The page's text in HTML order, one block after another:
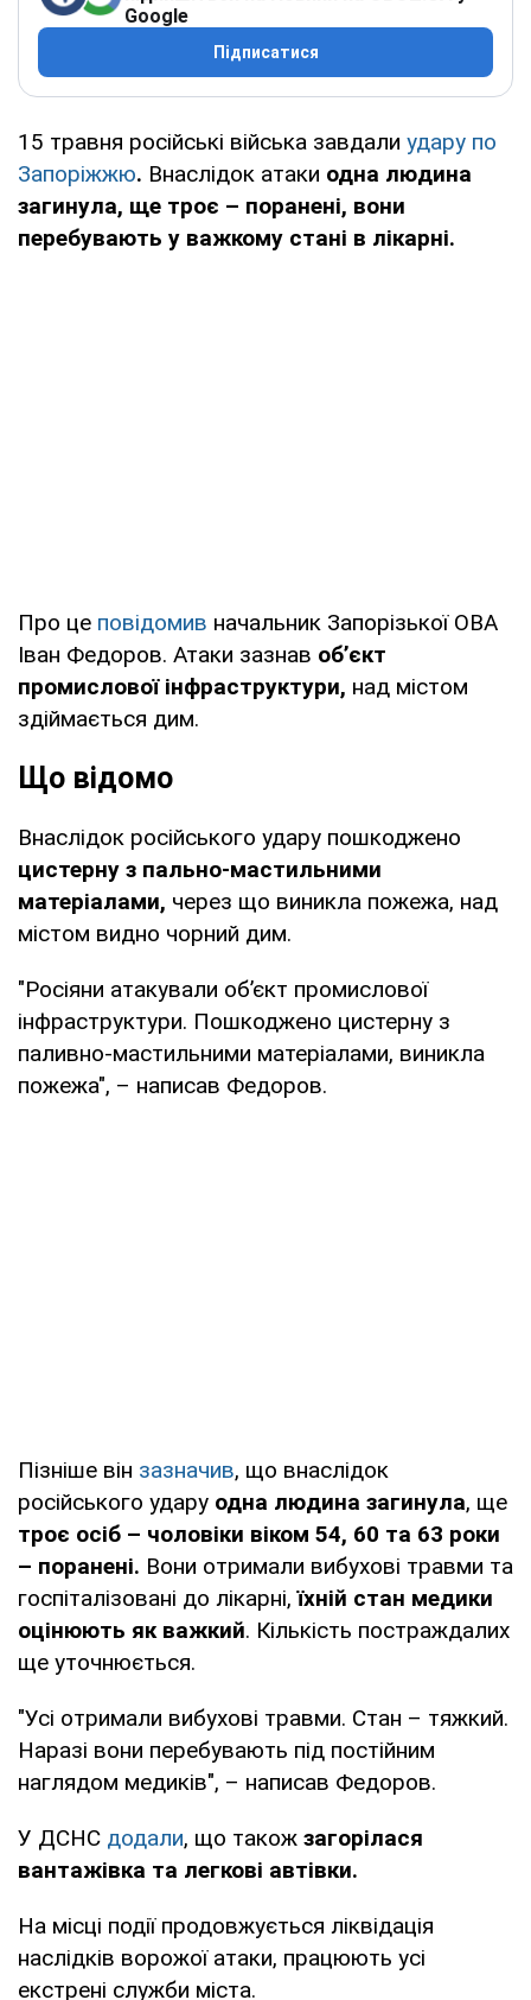
Google
Підписатися
15 травня російські війська завдали удару по
Запоріжжю. Внаслідок атаки одна людина
загинула, ще троє – поранені, вони
перебувають у важкому стані в лікарні.
Про це повідомив начальник Запорізької ОВА
Іван Федоров. Атаки зазнав об’єкт
промислової інфраструктури, над містом
здіймається дим.
Що відомо
Внаслідок російського удару пошкоджено
цистерну з пально-мастильними
матеріалами, через що виникла пожежа, над
містом видно чорний дим.
"Росіяни атакували об’єкт промислової
інфраструктури. Пошкоджено цистерну з
паливно-мастильними матеріалами, виникла
пожежа", – написав Федоров.
Пізніше він зазначив, що внаслідок
російського удару одна людина загинула, ще
троє осіб – чоловіки віком 54, 60 та 63 роки
– поранені. Вони отримали вибухові травми та
госпіталізовані до лікарні,їхній стан медики
оцінюють як важкий. Кількість постраждалих
ще уточнюється.
"Усі отримали вибухові травми. Стан – тяжкий.
Наразі вони перебувають під постійним
наглядом медиків", – написав Федоров.
У ДСНС додали, що також загорілася
вантажівка та легкові автівки.
На місці події продовжується ліквідація
наслідків ворожої атаки, працюють усі
екстрені служби міста.